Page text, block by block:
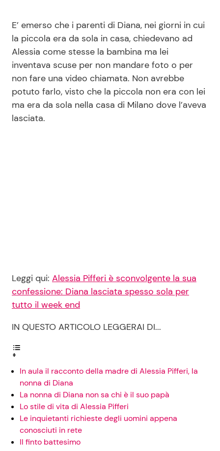
E’ emerso che i parenti di Diana, nei giorni in cui
la piccola era da sola in casa, chiedevano ad
Alessia come stesse la bambina ma lei
inventava scuse per non mandare foto o per
non fare una video chiamata. Non avrebbe
potuto farlo, visto che la piccola non era con lei
ma era da sola nella casa di Milano dove l’aveva
lasciata.
Leggi qui: Alessia Pifferi è sconvolgente la sua
confessione: Diana lasciata spesso sola per
tutto il week end
IN QUESTO ARTICOLO LEGGERAI DI...
In aula il racconto della madre di Alessia Pifferi, la
nonna di Diana
La nonna di Diana non sa chi è il suo papà
Lo stile di vita di Alessia Pifferi
Le inquietanti richieste degli uomini appena
conosciuti in rete
Il finto battesimo